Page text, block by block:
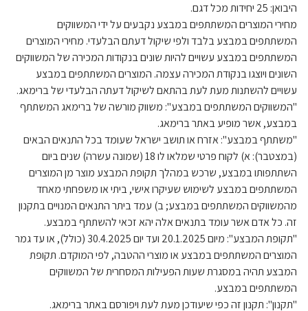
היבואן: 25 יחידות מכל דגם.
מחירי המוצרים המשתתפים במבצע נקבעים על ידי המשווקים
המשתתפים במבצע בלבד ולפי שיקול דעתם הבלעדי. מחירי המוצרים
המשתתפים במבצע עשויים להיות שונים בנקודות המכירה של המשווקים
השונים ויוצגו בנקודת המכירה עצמה. המוצרים המשתתפים במבצע
עשויים להשתנות מעת לעת בהתאם לשיקול דעתה הבלעדי של ברימאג.
"המשווקים המשתתפים במבצע": משווק מורשה של ברימאג המשתתף
במבצע, אשר מופיע באתר ברימאג.
"משתתף במבצע": אזרח או תושב ישראל שעומד בכל התנאים הבאים
(במצטבר): א) לקוח פרטי שמלאו לו 18 (שמונה עשרה) שנים ביום
השתתפותו במבצע, שרכש במהלך תקופת המבצע מוצר מן המוצרים
המשתתפים במבצע לשימוש שעיקרו אישי, ביתי או משפחתי מאחד
מהמשווקים המשתתפים במבצע; ב) עמד ביתר התנאים המנויים בתקנון
זה. כל אדם אשר עומד בתנאים אלה יהא זכאי להשתתף במבצע.
"תקופת המבצע": מיום 20.1.2025 ועד יום 30.4.2025 (כולל), או עד גמר
המוצרים המשתתפים במבצע או מוצרי ההטבה, לפי המוקדם. תקופת
המבצע תהיה במסגרת שעות הפעילות המסחרית של המשווקים
המשתתפים במבצע.
"תקנון": תקנון זה כפי שיעודכן מעת לעת ויפורסם באתר ברימאג.